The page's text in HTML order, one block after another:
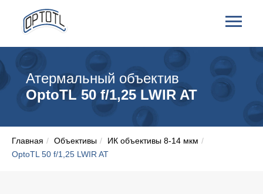
Атермальный объектив
OptoTL 50 f/1,25 LWIR AT
Главная / Объективы / ИК объективы 8-14 мкм /
OptoTL 50 f/1,25 LWIR AT